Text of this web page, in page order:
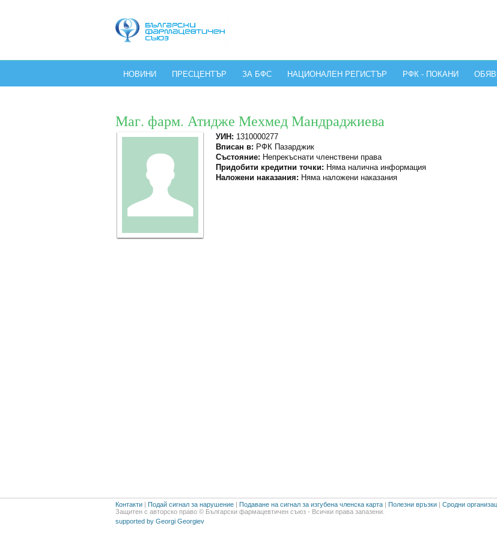
НОВИНИ ПРЕСЦЕНТЪР ЗА БФС НАЦИОНАЛЕН РЕГИСТЪР РФК - ПОКАНИ
Маг. фарм. Атидже Мехмед Мандраджиева
УИН: 1310000277
Вписан в: РФК Пазарджик
Състояние: Непрекъснати членствени права
Придобити кредитни точки: Няма налична информация
Наложени наказания: Няма наложени наказания
Контакти | Подай сигнал за нарушение | Подаване на сигнал за изгубена членска карта | Полезни връзки | Сродни
Защитен с авторско право © Български фармацевтичен съюз - Всички права запазени.
supported by Georgi Georgiev